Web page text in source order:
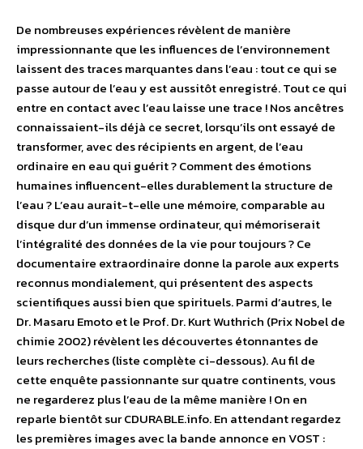
De nombreuses expériences révèlent de manière
impressionnante que les influences de l’environnement
laissent des traces marquantes dans l’eau : tout ce qui se
passe autour de l’eau y est aussitôt enregistré. Tout ce qui
entre en contact avec l’eau laisse une trace ! Nos ancêtres
connaissaient-ils déjà ce secret, lorsqu’ils ont essayé de
transformer, avec des récipients en argent, de l’eau
ordinaire en eau qui guérit ? Comment des émotions
humaines influencent-elles durablement la structure de
l’eau ? L’eau aurait-t-elle une mémoire, comparable au
disque dur d’un immense ordinateur, qui mémoriserait
l’intégralité des données de la vie pour toujours ? Ce
documentaire extraordinaire donne la parole aux experts
reconnus mondialement, qui présentent des aspects
scientifiques aussi bien que spirituels. Parmi d’autres, le
Dr. Masaru Emoto et le Prof. Dr. Kurt Wuthrich (Prix Nobel de
chimie 2002) révèlent les découvertes étonnantes de
leurs recherches (liste complète ci-dessous). Au fil de
cette enquête passionnante sur quatre continents, vous
ne regarderez plus l’eau de la même manière ! On en
reparle bientôt sur CDURABLE.info. En attendant regardez
les premières images avec la bande annonce en VOST :